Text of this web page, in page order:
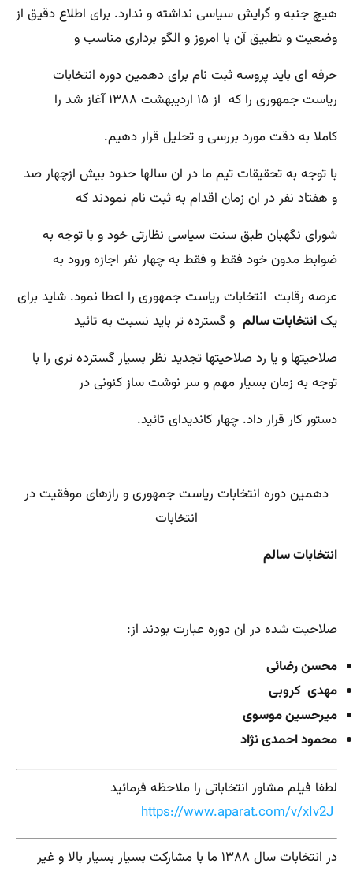
هیچ جنبه و گرایش سیاسی نداشته و ندارد. برای اطلاع دقیق از
وضعیت و تطبیق آن با امروز و الگو برداری مناسب و
حرفه ای باید پروسه ثبت نام برای دهمین دوره انتخابات
ریاست جمهوری را که از ۱۵ اردیبهشت ۱۳۸۸ آغاز شد را
کاملا به دقت مورد بررسی و تحلیل قرار دهیم.
با توجه به تحقیقات تیم ما در ان سالها حدود بیش ازچهار صد
و هفتاد نفر در ان زمان اقدام به ثبت نام نمودند که
شورای نگهبان طبق سنت سیاسی نظارتی خود و با توجه به
ضوابط مدون خود فقط و فقط به چهار نفر اجازه ورود به
عرصه رقابت انتخابات ریاست جمهوری را اعطا نمود. شاید برای
یکانتخابات سالم و گسترده تر باید نسبت به تائید
صلاحیتها و یا رد صلاحیتها تجدید نظر بسیار گسترده تری را با
توجه به زمان بسیار مهم و سر نوشت ساز کنونی در
دستور کار قرار داد. چهار کاندیدای تائید.
دهمین دوره انتخابات ریاست جمهوری و رازهای موفقیت در
انتخابات
انتخابات سالم
صلاحیت شده در ان دوره عبارت بودند از:
محسن رضائی
مهدی کروبی
میرحسین موسوی
محمود احمدی نژاد
لطفا فیلم مشاور انتخاباتی را ملاحظه فرمائید
https://www.aparat.com/v/xIv2J
در انتخابات سال ۱۳۸۸ ما با مشارکت بسیار بسیار بالا و غیر